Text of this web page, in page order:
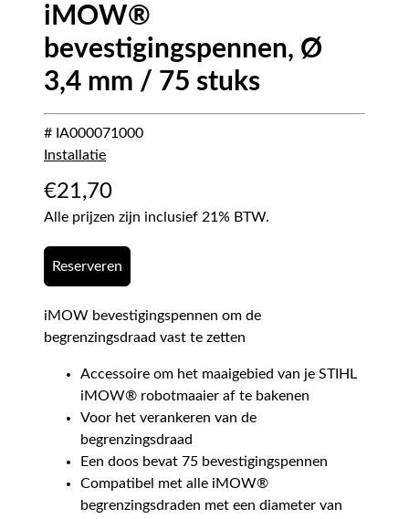
iMOW®
bevestigingspennen, Ø
3,4 mm / 75 stuks
# IA000071000
Installatie
€21,70
Alle prijzen zijn inclusief 21% BTW.
Reserveren
iMOW bevestigingspennen om de
begrenzingsdraad vast te zetten
Accessoire om het maaigebied van je STIHL
iMOW® robotmaaier af te bakenen
Voor het verankeren van de
begrenzingsdraad
Een doos bevat 75 bevestigingspennen
Compatibel met alle iMOW®
begrenzingsdraden met een diameter van